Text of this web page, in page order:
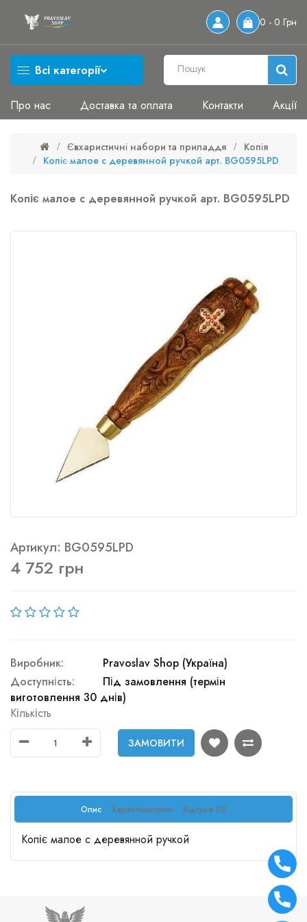
0 - 0 Грн
Всі категорії
Про нас Доставка та оплата Контакти Акції
Євхаристичні набори та приладдя
Копія
Копіє малое с деревянной ручкой арт. BG0595LPD
Копіє малое с деревянной ручкой арт. BG0595LPD
Артикул: BG0595LPD
4 752 грн
Виробник:
Pravoslav Shop (Україна)
Доступність:
Під замовлення (термін
виготовлення 30 днів)
Кількість
ЗАМОВИТИ
Опис Характеристики Відгуків (0)
Копіє малое с деревянной ручкой